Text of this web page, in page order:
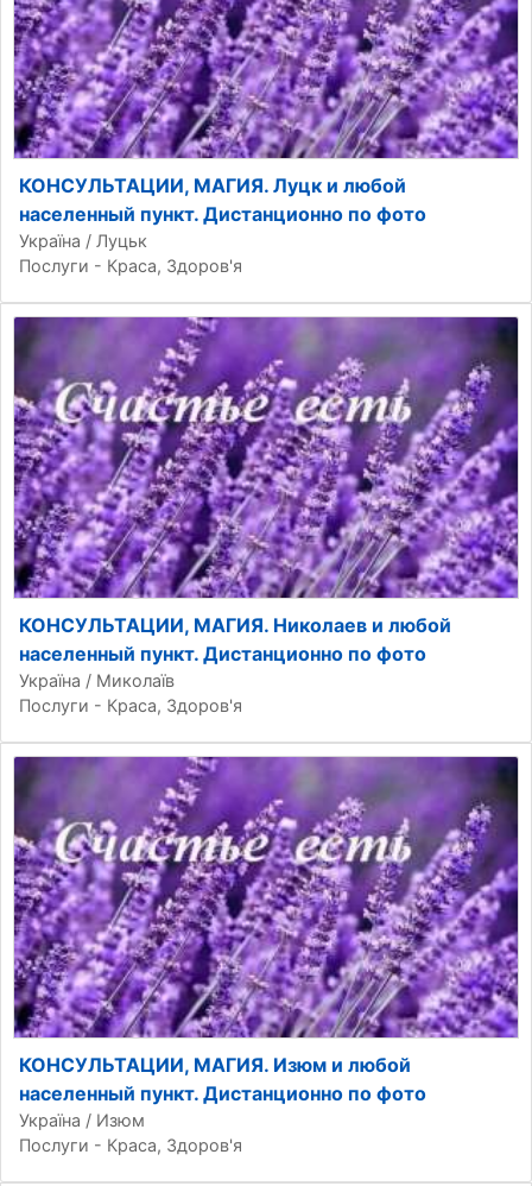
КОНСУЛЬТАЦИИ, МАГИЯ. Луцк и любой
населенный пункт. Дистанционно по фото
Україна / Луцьк
Послуги - Краса, Здоров'я
КОНСУЛЬТАЦИИ, МАГИЯ. Николаев и любой
населенный пункт. Дистанционно по фото
Україна / Миколаїв
Послуги - Краса, Здоров'я
КОНСУЛЬТАЦИИ, МАГИЯ. Изюм и любой
населенный пункт. Дистанционно по фото
Україна / Изюм
Послуги - Краса, Здоров'я